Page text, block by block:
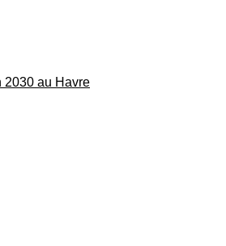
2030 au Havre